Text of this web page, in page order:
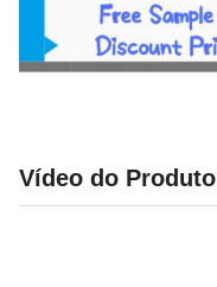
Vídeo do Produto